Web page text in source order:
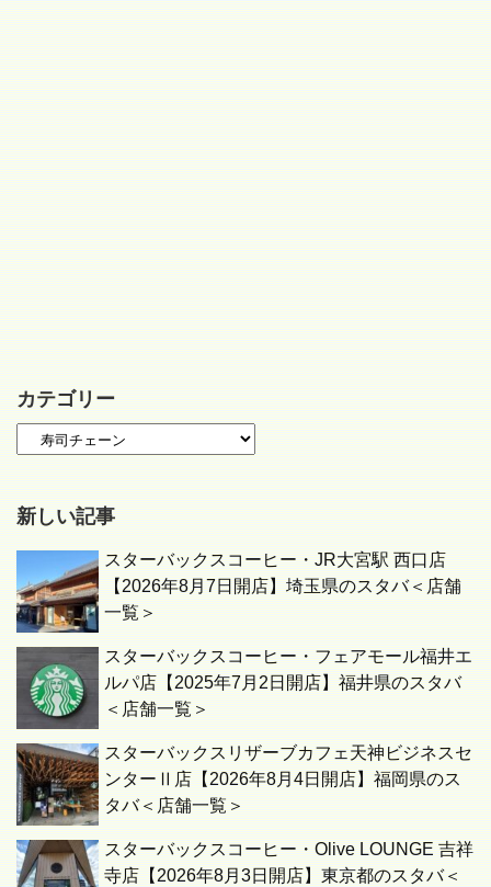
カテゴリー
新しい記事
スターバックスコーヒー・JR大宮駅 西口店
【2026年8月7日開店】埼玉県のスタバ＜店舗
一覧＞
スターバックスコーヒー・フェアモール福井エ
ルパ店【2025年7月2日開店】福井県のスタバ
＜店舗一覧＞
スターバックスリザーブカフェ天神ビジネスセ
ンターⅡ店【2026年8月4日開店】福岡県のス
タバ＜店舗一覧＞
スターバックスコーヒー・Olive LOUNGE 吉祥
寺店【2026年8月3日開店】東京都のスタバ＜